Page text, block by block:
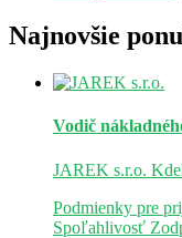
Najnovšie
Vodič
JAREK s.r.o.
Podmienky pre
Spoľahlivosť